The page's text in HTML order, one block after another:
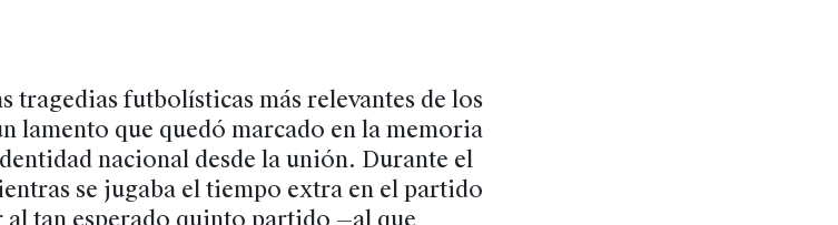
tragedias futbolísticas más relevantes de los
lamento que quedó marcado en la memoria
nacional desde la unión. Durante el
se jugaba el tiempo extra en el partido